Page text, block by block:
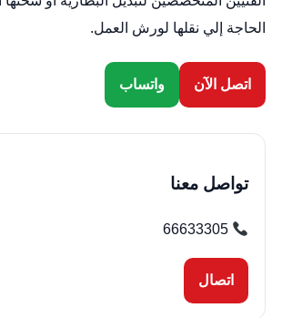
الحاجة إلي نقلها لورش العمل.
اتصل الآن واتساب
تواصل معنا
66633305
اتصال